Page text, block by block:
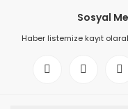
Sosyal
Haber listemize kayıt